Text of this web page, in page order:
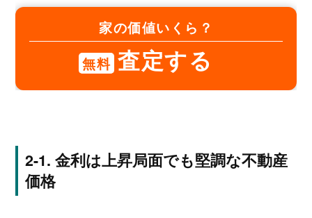
家の価値いくら？
無料 査定する
金利は上昇局面でも堅調な不動産
価格